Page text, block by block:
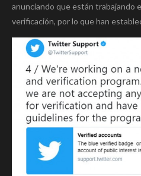
anunciando que están trabajando
verificación, por lo que han